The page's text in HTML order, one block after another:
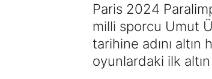
Paris 2024
milli sporcu Umut
tarihine adını
oyunlardaki ilk